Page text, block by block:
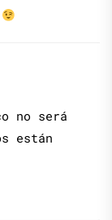
no será
están